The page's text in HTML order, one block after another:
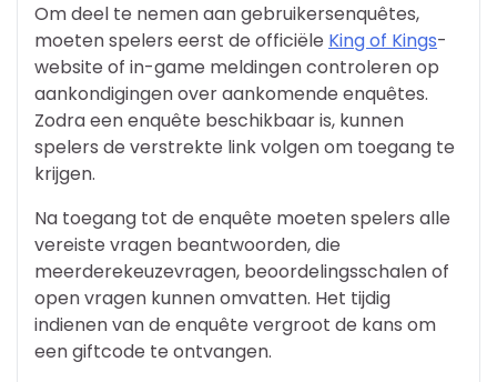
Om deel te nemen aan gebruikersenquêtes,
moeten spelers eerst de officiële King of Kings-
website of in-game meldingen controleren op
aankondigingen over aankomende enquêtes.
Zodra een enquête beschikbaar is, kunnen
spelers de verstrekte link volgen om toegang te
krijgen.
Na toegang tot de enquête moeten spelers alle
vereiste vragen beantwoorden, die
meerderekeuzevragen, beoordelingsschalen of
open vragen kunnen omvatten. Het tijdig
indienen van de enquête vergroot de kans om
een giftcode te ontvangen.